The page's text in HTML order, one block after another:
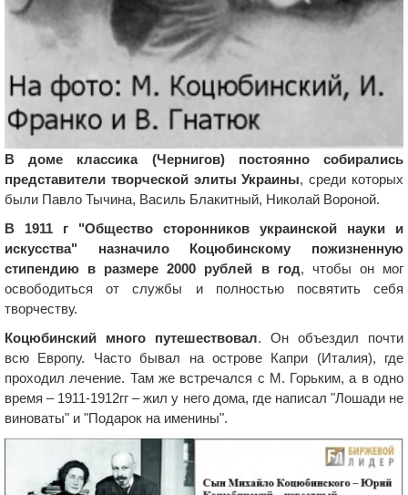
В доме классика (Чернигов) постоянно собирались
представители творческой элиты Украины, среди которых
были Павло Тычина, Василь Блакитный, Николай Вороной.
В 1911 г "Общество сторонников украинской науки и
искусства" назначило Коцюбинскому пожизненную
стипендию в размере 2000 рублей в год, чтобы он мог
освободиться от службы и полностью посвятить себя
творчеству.
Коцюбинский много путешествовал. Он объездил почти
всю Европу. Часто бывал на острове Капри (Италия), где
проходил лечение. Там же встречался с М. Горьким, а в одно
время – 1911-1912гг – жил у него дома, где написал "Лошади не
виноваты" и "Подарок на именины".